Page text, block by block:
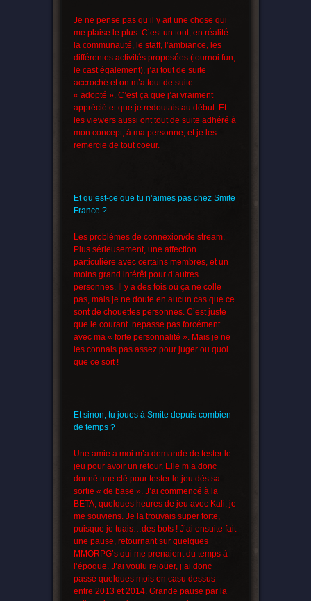
Je ne pense pas qu’il y ait une chose qui
me plaise le plus. C’est un tout, en réalité :
la communauté, le staff, l’ambiance, les
différentes activités proposées (tournoi fun,
le cast également), j’ai tout de suite
accroché et on m’a tout de suite
« adopté ». C’est ça que j’ai vraiment
apprécié et que je redoutais au début. Et
les viewers aussi ont tout de suite adhéré à
mon concept, à ma personne, et je les
remercie de tout coeur.
Et qu’est-ce que tu n’aimes pas chez Smite
France ?
Les problèmes de connexion/de stream.
Plus sérieusement, une affection
particulière avec certains membres, et un
moins grand intérêt pour d’autres
personnes. Il y a des fois où ça ne colle
pas, mais je ne doute en aucun cas que ce
sont de chouettes personnes. C’est juste
que le courant nepasse pas forcément
avec ma « forte personnalité ». Mais je ne
les connais pas assez pour juger ou quoi
que ce soit !
Et sinon, tu joues à Smite depuis combien
de temps ?
Une amie à moi m’a demandé de tester le
jeu pour avoir un retour. Elle m’a donc
donné une clé pour tester le jeu dès sa
sortie « de base ». J’ai commencé à la
BETA, quelques heures de jeu avec Kali, je
me souviens. Je la trouvais super forte,
puisque je tuais…des bots ! J’ai ensuite fait
une pause, retournant sur quelques
MMORPG’s qui me prenaient du temps à
l’époque. J’ai voulu rejouer, j’ai donc
passé quelques mois en casu dessus
entre 2013 et 2014. Grande pause par la